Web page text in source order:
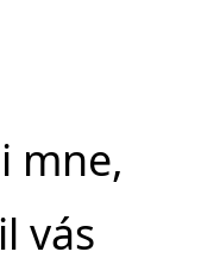
mne,
vás